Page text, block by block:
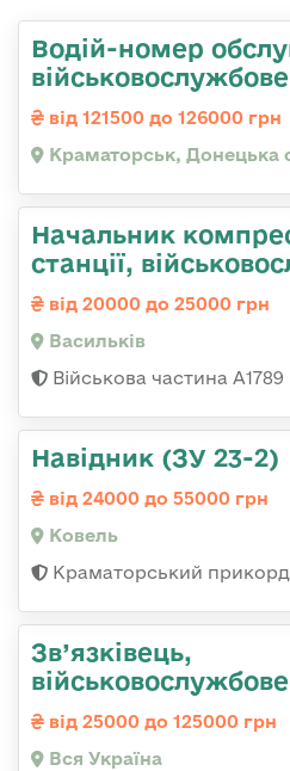
Водій-номер
від 121500 до 126000 грн
Краматорськ, Донецька
Начальник
станції,
від 20000 до 25000 грн
Васильків
Військова частина А1789
Навідник (ЗУ 23-2)
від 24000 до 55000 грн
Ковель
Краматорський
Зв’язківець,
від 25000 до 125000 грн
Вся Україна